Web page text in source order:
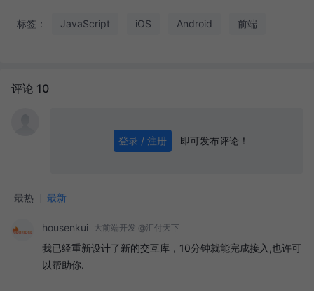
标签： JavaScript iOS Android 前端
评论 10
登录 / 注册 即可发布评论！
最热 最新
housenkui 大前端开发 @汇付天下
我已经重新设计了新的交互库，10分钟就能完成接入,也许可
以帮助你.